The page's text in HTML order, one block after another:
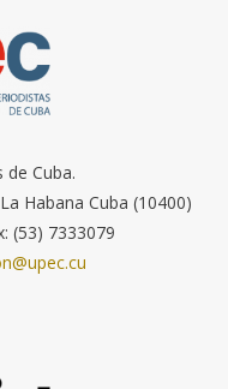
de Cuba.
Habana Cuba (10400)
(53) 7333079